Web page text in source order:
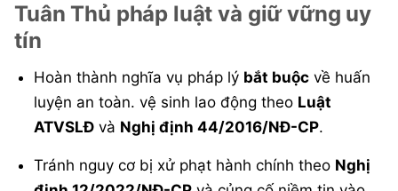
Tuân Thủ pháp luật và giữ vững uy
tín
Hoàn thành nghĩa vụ pháp lý bắt buộc về huấn
luyện an toàn. vệ sinh lao động theo Luật
ATVSLĐ và Nghị định 44/2016/NĐ-CP.
Tránh nguy cơ bị xử phạt hành chính theo Nghị